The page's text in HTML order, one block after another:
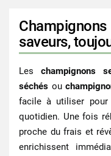
saveurs,
Les champignons
séchés ou
facile à utiliser
quotidien. Une fois
proche du frais et
enrichissent